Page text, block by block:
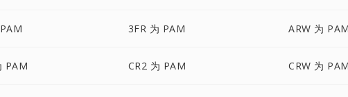
3FR 为 PAM ARW 为 PAM
PAM CR2 为 PAM CRW 为 PAM